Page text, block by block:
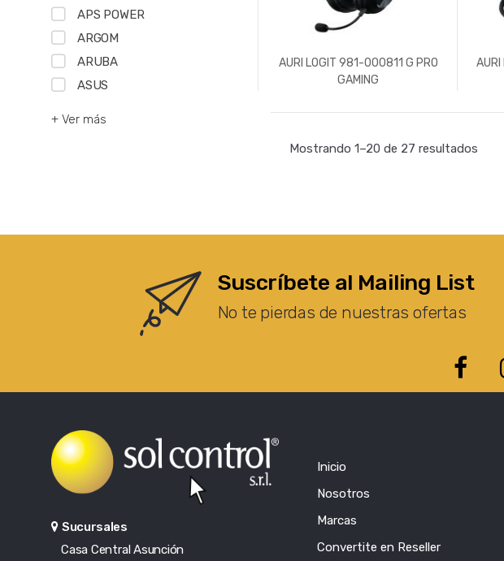
AURI LOGIT 981-000811 G PRO
GAMING
Mostrando 1–20 de 27 resultados
APS POWER
ARGOM
ARUBA
ASUS
+ Ver más
Suscríbete al Mailing List
No te pierdas de nuestras ofertas
Sucursales
Casa Central Asunción
Inicio
Nosotros
Marcas
Convertite en Reseller